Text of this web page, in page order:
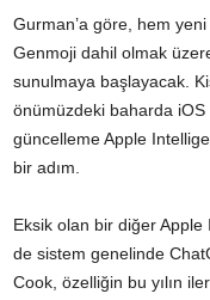
Gurman’a göre, hem
Genmoji dahil olmak
sunulmaya başlayacak.
önümüzdeki baharda
güncelleme Apple
bir adım.
Eksik olan bir diğer Apple
de sistem genelinde
Cook, özelliğin bu yılın